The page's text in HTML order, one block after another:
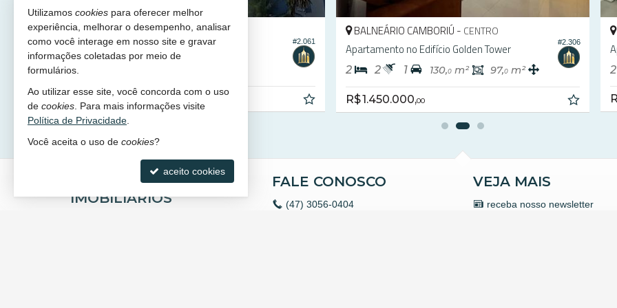
#2.467 #2.061
BALNEÁRIO CAMBORIÚ -CENTRO
Apartamento no Edifício Imperial
3
R$ 1.350.000,
#2.306
BALNEÁRIO CAMBORIÚ -CENTRO
Apartamento no Edifício Golden Tower
2 1 130, 0m² 97, m²
R$ 1.450.000,00 R$
AP NEGÓCIOS
IMOBILIÁRIOS
FALE CONOSCO
(47) 3056-0404
VEJA MAIS
receba nosso newsletter
Utilizamos cookies para oferecer melhor
experiência, melhorar o desempenho, analisar
como você interage em nosso site e gravar
informações coletadas por meio de
formulários.
Ao utilizar esse site, você concorda com o uso
de cookies . Para mais informações visite
Política de Privacidade
Você aceita o uso de cookies?
aceito cookies